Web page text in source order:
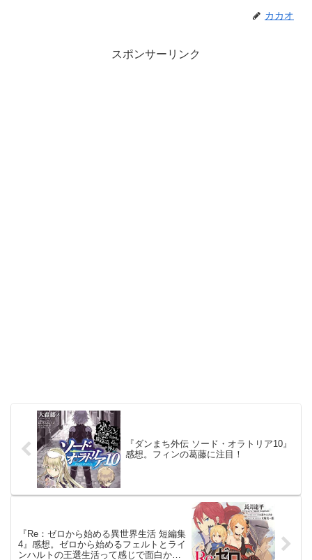
カカオ
スポンサーリンク
『ダンまち外伝 ソード・オラトリア10』
感想。フィンの葛藤に注目！
『Re：ゼロから始める異世界生活 短編集
4』感想。ゼロから始めるフェルトとライ
ンハルトの王選生活って感じで面白かっ